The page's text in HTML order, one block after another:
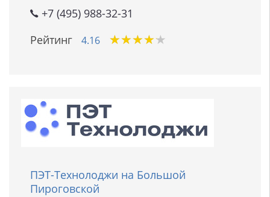
+7 (495) 988-32-31
Рейтинг
4.16 ★★★★★
★★★★★
ПЭТ-Технолоджи на Большой
Пироговской